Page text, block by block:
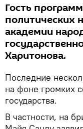
Гость
политических
академии
Харитонова.
Последние
на фоне громких
государства.
В частности, на